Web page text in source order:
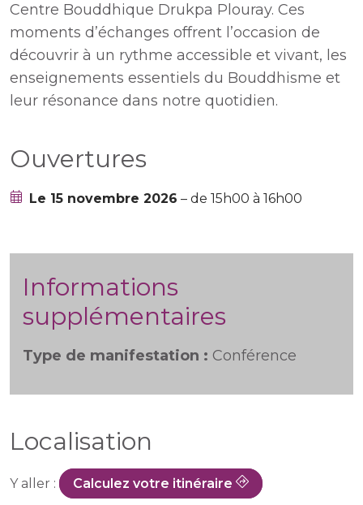
Centre Bouddhique Drukpa Plouray. Ces
moments d’échanges offrent l’occasion de
découvrir à un rythme accessible et vivant, les
enseignements essentiels du Bouddhisme et
leur résonance dans notre quotidien.
Ouvertures
Le 15 novembre 2026 – de 15h00 à 16h00
Informations
supplémentaires
Type de manifestation : Conférence
Localisation
Y aller : Calculez votre itinéraire